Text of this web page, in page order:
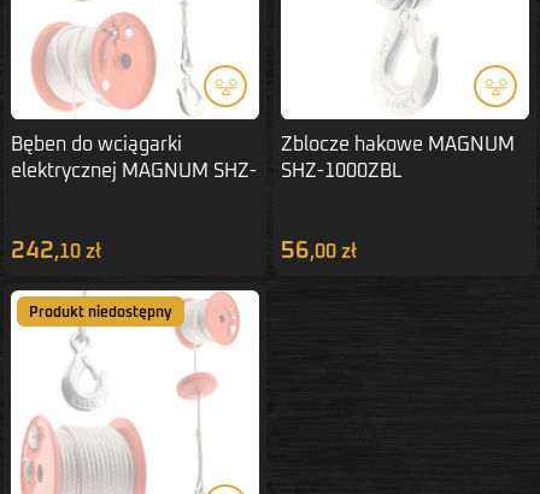
Bęben do wciągarki
elektrycznej MAGNUM SHZ-
242,10 zł
Zblocze hakowe MAGNUM
SHZ-1000ZBL
56,00 zł
Produkt niedostępny